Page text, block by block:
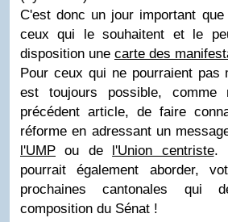
C'est donc un jour important
ceux qui le souhaitent et le
disposition une carte des
Pour ceux qui ne pourraient pas
est toujours possible, comme
précédent article, de faire
réforme en adressant un
l'UMP ou de l'Union centriste.
pourrait également aborder,
prochaines cantonales qui
composition du Sénat !